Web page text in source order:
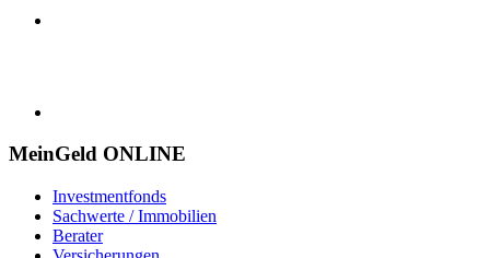
MeinGeld ONLINE
Investmentfonds
Sachwerte / Immobilien
Berater